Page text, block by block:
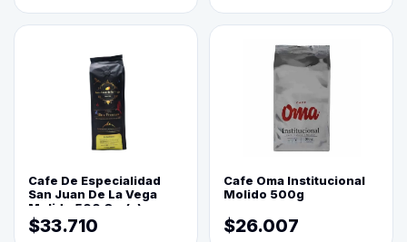
Cafe De Especialidad
San Juan De La Vega
Molido 500 Grs(=)
$33.710
Cafe Oma Institucional
Molido 500g
$26.007